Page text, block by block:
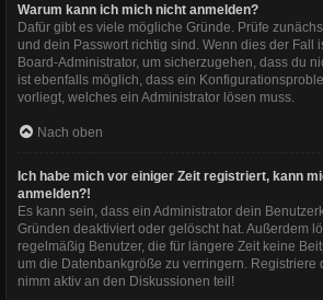
Warum kann ich mich nicht anmelden?
Dafür gibt es viele mögliche Gründe. Prüfe
und dein Passwort richtig sind. Wenn dies der Fall
Board-Administrator, um sicherzugehen, dass du
ist ebenfalls möglich, dass ein
vorliegt, welches ein Administrator lösen muss.
Nach oben
Ich habe mich vor einiger Zeit registriert, kann
anmelden?!
Es kann sein, dass ein Administrator dein
Gründen deaktiviert oder gelöscht hat. Außerdem
regelmäßig Benutzer, die für längere Zeit keine
um die Datenbankgröße zu verringern. Registriere
nimm aktiv an den Diskussionen teil!